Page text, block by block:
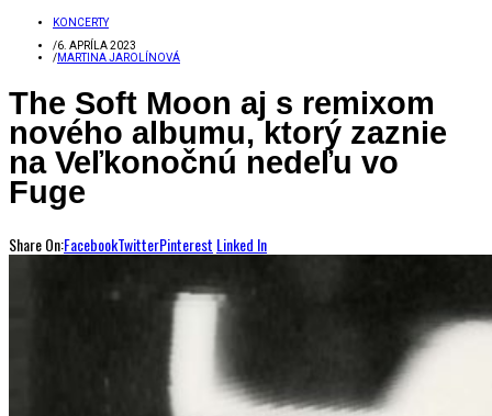
KONCERTY
/6. APRÍLA 2023
/MARTINA JAROLÍNOVÁ
The Soft Moon aj s remixom
nového albumu, ktorý zaznie
na Veľkonočnú nedeľu vo
Fuge
Share On:FacebookTwitterPinterest Linked In